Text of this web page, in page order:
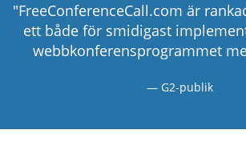
"FreeConferenceCall.com är
ett både för smidigast
webbkonferensprogrammet
G2-publik